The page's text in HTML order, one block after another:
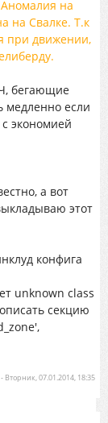
на
на Свалке. Т.к
при движении,
бегающие
медленно если
экономией
а вот
этот
конфига
unknown class
секцию
- Вторник, 07.01.2014, 18:35